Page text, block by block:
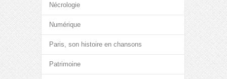
Nécrologie
Numérique
Paris, son histoire en chansons
Patrimoine